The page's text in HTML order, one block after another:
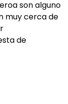
son alguno
muy cerca de
de